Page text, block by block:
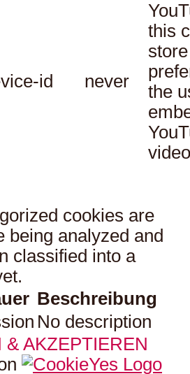
id never
this
the
cookies are
being analyzed and
classified into a
Beschreibung
No description
& AKZEPTIEREN